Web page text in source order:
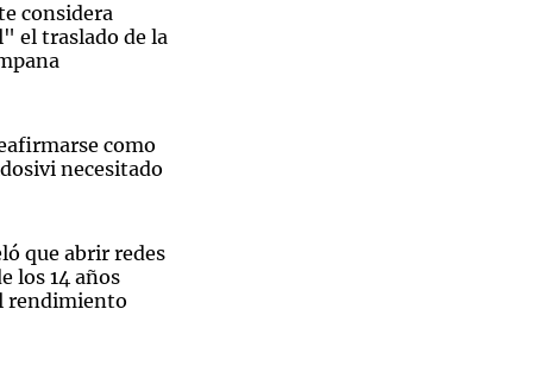
considera
el traslado de la
como
necesitado
que abrir redes
los 14 años
rendimiento